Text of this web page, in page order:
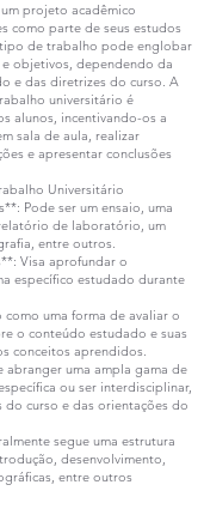
projeto acadêmico
como parte de seus estudos
tipo de trabalho pode englobar
objetivos, dependendo da
e das diretrizes do curso. A
universitário é
alunos, incentivando-os a
sala de aula, realizar
e apresentar conclusões
Universitário
Pode ser um ensaio, uma
de laboratório, um
entre outros.
Visa aprofundar o
específico estudado durante
uma forma de avaliar o
o conteúdo estudado e suas
conceitos aprendidos.
abranger uma ampla gama de
ou ser interdisciplinar,
curso e das orientações do
segue uma estrutura
desenvolvimento,
entre outros